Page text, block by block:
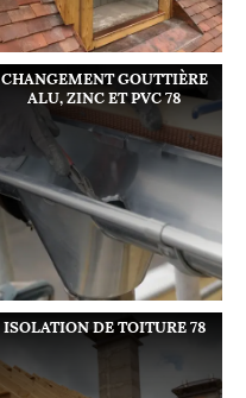
CHANGEMENT GOUTTIÈRE
ALU, ZINC ET PVC 78
ISOLATION DE TOITURE 78